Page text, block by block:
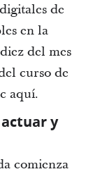
de
en la
del mes
curso de
aquí.
y
comienza